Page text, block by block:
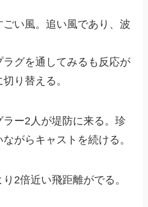
い風。追い風であり、波
グを通してみるも反応が
り替える。
ー2人が堤防に来る。珍
がらキャストを続ける。
2倍近い飛距離がでる。